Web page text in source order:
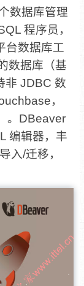
数据库管理
程序员，
台数据库工
数据库（基
非 JDBC 数
，
。DBeaver
编辑器，丰
入/迁移，